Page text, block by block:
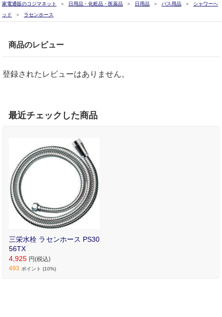
家電通販のコジマネット 日用品・化粧品・医薬品 日用品 バス用品
シャワーヘ
ッド
ラセンホース
商品のレビュー
登録されたレビューはありません。
最近チェックした商品
三栄水栓 ラセンホース PS30
56TX
4,925 円(税込)
493 ポイント (10%)